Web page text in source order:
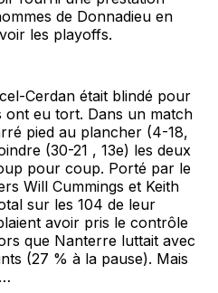
de Donnadieu en
les playoffs.
Cerdan était blindé pour
ont eu tort. Dans un match
pied au plancher (4-18,
(30-21 , 13e) les deux
pour coup. Porté par le
Will Cummings et Keith
sur les 104 de leur
avoir pris le contrôle
que Nanterre luttait avec
(27 % à la pause). Mais